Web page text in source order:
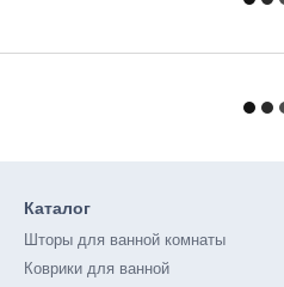
Каталог
Шторы для ванной комнаты
Коврики для ванной